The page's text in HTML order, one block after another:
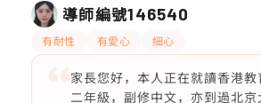
導師編號146540
有耐性 有愛心 細心
家長您好，本人正在就讀香港
二年級，副修中文，亦到過北京